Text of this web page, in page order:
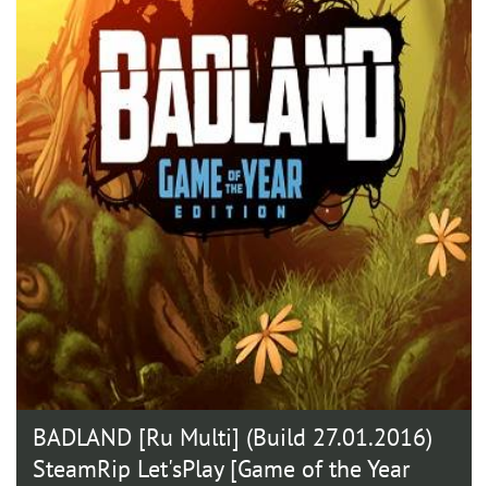
BADLAND [Ru Multi] (Build 27.01.2016)
SteamRip Let'sРlay [Game of the Year